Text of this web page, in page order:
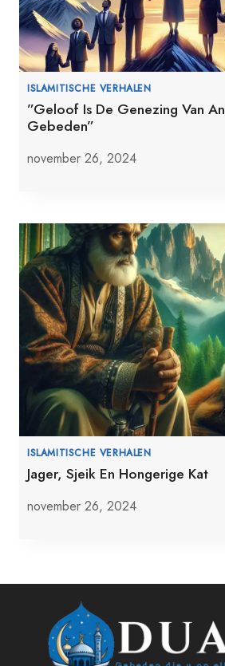
ISLAMITISCHE VERHALEN
”Geloof Is De Genezing Van
Gebeden”
november 26, 2024
ISLAMITISCHE VERHALEN
Jager, Sjeik En Hongerige Kat
november 26, 2024